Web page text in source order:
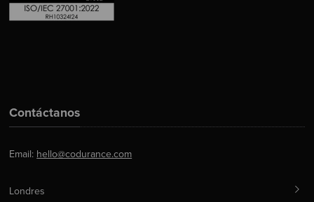
Contáctanos
Email: hello@codurance.com
Londres